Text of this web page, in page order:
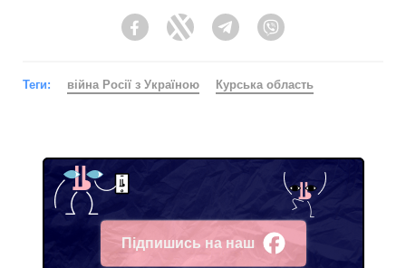
FacebookTwitter Telegram
Теги: війна Росії з Україною Курська область
Підпишись на наш
Facebook